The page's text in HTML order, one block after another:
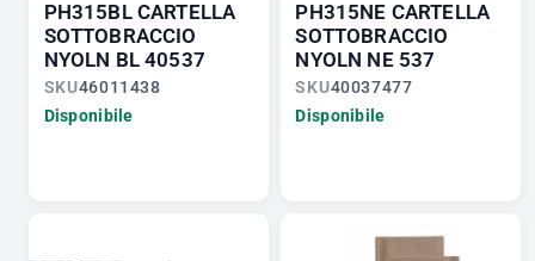
PH315BL CARTELLA
SOTTOBRACCIO
NYOLN BL 40537
SKU46011438
Disponibile
PH315NE CARTELLA
SOTTOBRACCIO
NYOLN NE 537
SKU40037477
Disponibile